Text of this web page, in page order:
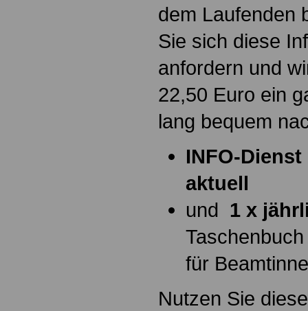
dem Laufenden
Sie sich diese
anfordern und
22,50 Euro ein
lang bequem
INFO-
aktuell
und 1 x
Taschenbuch
für
Nutzen Sie